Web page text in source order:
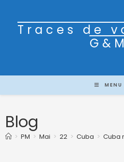
Traces de
G&M
MENU
Blog
> PM > Mai > 22 > Cuba > Cuba